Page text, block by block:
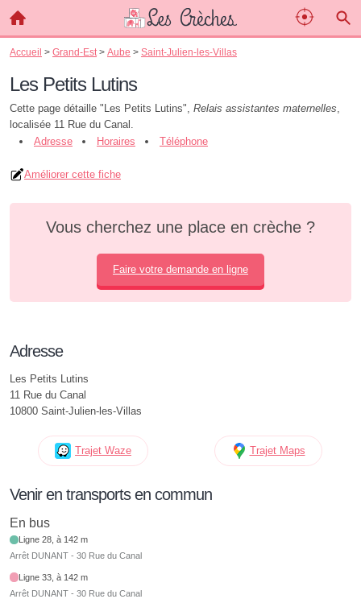
Accueil > Grand-Est > Aube > Saint-Julien-les-Villas
Les Petits Lutins
Cette page détaille "Les Petits Lutins", Relais assistantes maternelles,
localisée 11 Rue du Canal.
Adresse
Horaires Téléphone
Améliorer cette fiche
Vous cherchez une place en crèche ?
Faire votre demande en ligne
Adresse
Les Petits Lutins
11 Rue du Canal
10800 Saint-Julien-les-Villas
Trajet Waze Trajet Maps
Venir en transports en commun
En bus
Ligne 28, à 142 m
Arrêt DUNANT - 30 Rue du Canal
Ligne 33, à 142 m
Arrêt DUNANT - 30 Rue du Canal